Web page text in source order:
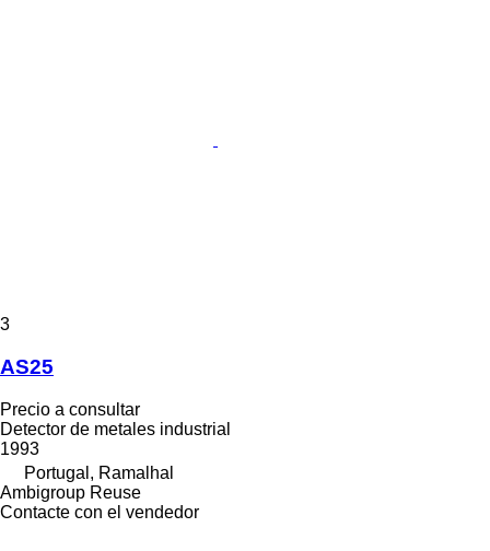
3
AS25
Precio a consultar
Detector de metales industrial
1993
Portugal, Ramalhal
Ambigroup Reuse
Contacte con el vendedor